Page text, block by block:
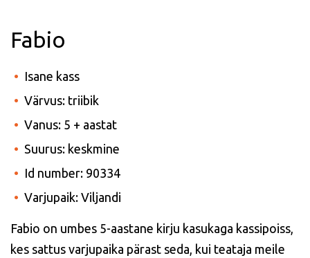
Fabio
Isane kass
Värvus: triibik
Vanus: 5 + aastat
Suurus: keskmine
Id number: 90334
Varjupaik: Viljandi
Fabio on umbes 5-aastane kirju kasukaga kassipoiss,
kes sattus varjupaika pärast seda, kui teataja meile